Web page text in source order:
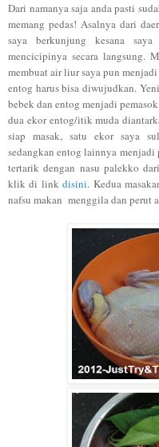
Dari namanya saja anda pasti
memang pedas! Asalnya dari
saya berkunjung kesana
mencicipinya secara langsung.
membuat air liur saya pun
entog harus bisa diwujudkan.
bebek dan entog menjadi
dua ekor entog/itik muda
siap masak, satu ekor saya
sedangkan entog lainnya
tertarik dengan nasu palekko
klik di linkdisini. Kedua
nafsu makan menggila dan perut